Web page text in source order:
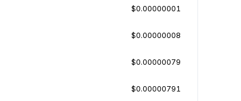
$0.00000001
$0.00000008
$0.00000079
$0.00000791